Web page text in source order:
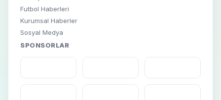
Futbol Haberleri
Kurumsal Haberler
Sosyal Medya
SPONSORLAR